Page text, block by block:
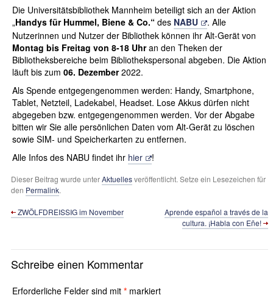
Die Universitätsbibliothek Mannheim beteiligt sich an der Aktion
„Handys für Hummel, Biene & Co.“ des NABU
. Alle
Nutzerinnen und Nutzer der Bibliothek können ihr Alt-Gerät von
Montag bis Freitag von 8-18 Uhran den Theken der
Bibliotheksbereiche beim Bibliothekspersonal abgeben. Die Aktion
läuft bis zum 06. Dezember2022.
Als Spende entgegengenommen werden: Handy, Smartphone,
Tablet, Netzteil, Ladekabel, Headset. Lose Akkus dürfen nicht
abgegeben bzw. entgegengenommen werden. Vor der Abgabe
bitten wir Sie alle persönlichen Daten vom Alt-Gerät zu löschen
sowie SIM- und Speicherkarten zu entfernen.
Alle Infos des NABU findet ihr hier !
Dieser Beitrag wurde unterAktuellesveröffentlicht. Setze ein Lesezeichen für
den Permalink.
ZWÖLFDREISSIG im November
Aprende español a través de la
cultura. ¡Habla con Eñe!
Schreibe einen Kommentar
Erforderliche Felder sind mit * markiert